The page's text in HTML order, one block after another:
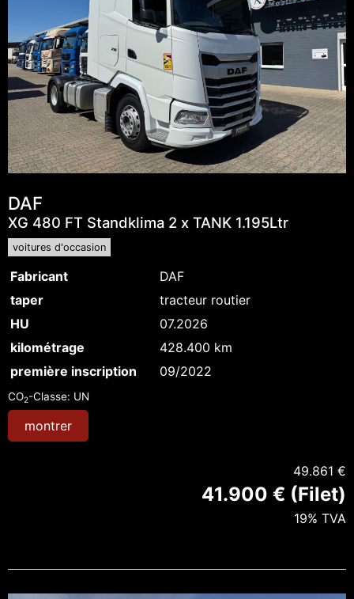
DAF
XG 480 FT Standklima 2 x TANK 1.195Ltr
voitures d'occasion
Fabricant
DAF
taper
tracteur routier
HU
07.2026
kilométrage
428.400 km
première inscription
09/2022
CO2-Classe: UN
montrer
49.861 €
41.900 € (Filet)
19% TVA